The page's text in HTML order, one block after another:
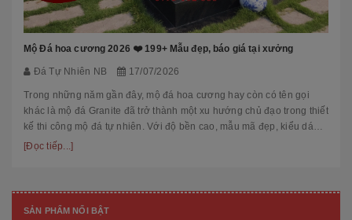
Mộ Đá hoa cương 2026 ❤️ 199+ Mẫu đẹp, báo giá tại xưởng
Đá Tự Nhiên NB 17/07/2026
Trong những năm gần đây, mộ đá hoa cương hay còn có tên gọi
khác là mộ đá Granite đã trở thành một xu hướng chủ đạo trong thiết
kế thi công mộ đá tự nhiên. Với độ bền cao, mẫu mã đẹp, kiểu dáng
hiệ...
[Đọc tiếp...]
SẢN PHẨM NỔI BẬT